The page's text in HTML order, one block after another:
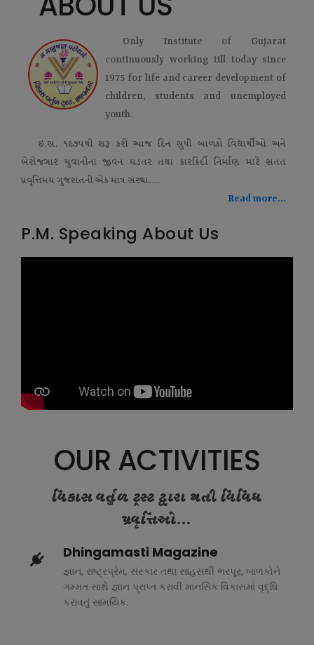
Only Institute of Gujarat
continuously working till today since
1975 for life and career development of
children, students and unemployed
youth.
ઇ.સ. ૧૯૭૫થી શરૂ કરી આજ દિન સુધી બાળકો વિદ્યાર્થીઓ અને
બેરોજગાર યુવાનોના જીવન ઘડતર તથા કારકિર્દી નિર્માણ માટે સતત
પ્રવૃત્તિમય ગુજરાતની એક માત્ર સંસ્થા....
Read more...
P.M. Speaking About Us
OUR ACTIVITIES
વિકાસ વર્તુળ ટ્રસ્ટ દ્વારા થતી વિવિધ
પ્રવૃત્તિઓ...
Dhingamasti Magazine
જ્ઞાન, રાષ્ટ્રપ્રેમ, સંસ્કાર તથા સાહસથી ભરપૂર, બાળકોને
ગમ્મત સાથે જ્ઞાન પ્રાપ્ત કરાવી માનસિક વિકાસમાં વૃદ્ધિ
કરાવતું સામયિક.